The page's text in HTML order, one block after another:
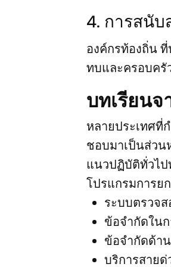
4. การสนั
องค์กรท้องถิ่น
ทบและครอบครั
บทเรียนจ
หลายประเทศที่
ชอบมาเป็นส่ว
แนวปฏิบัติทั่วไป
โปรแกรมการย
ระบบตรวจ
ข้อจำกัดใน
ข้อจำกัดด้า
บริการสาย